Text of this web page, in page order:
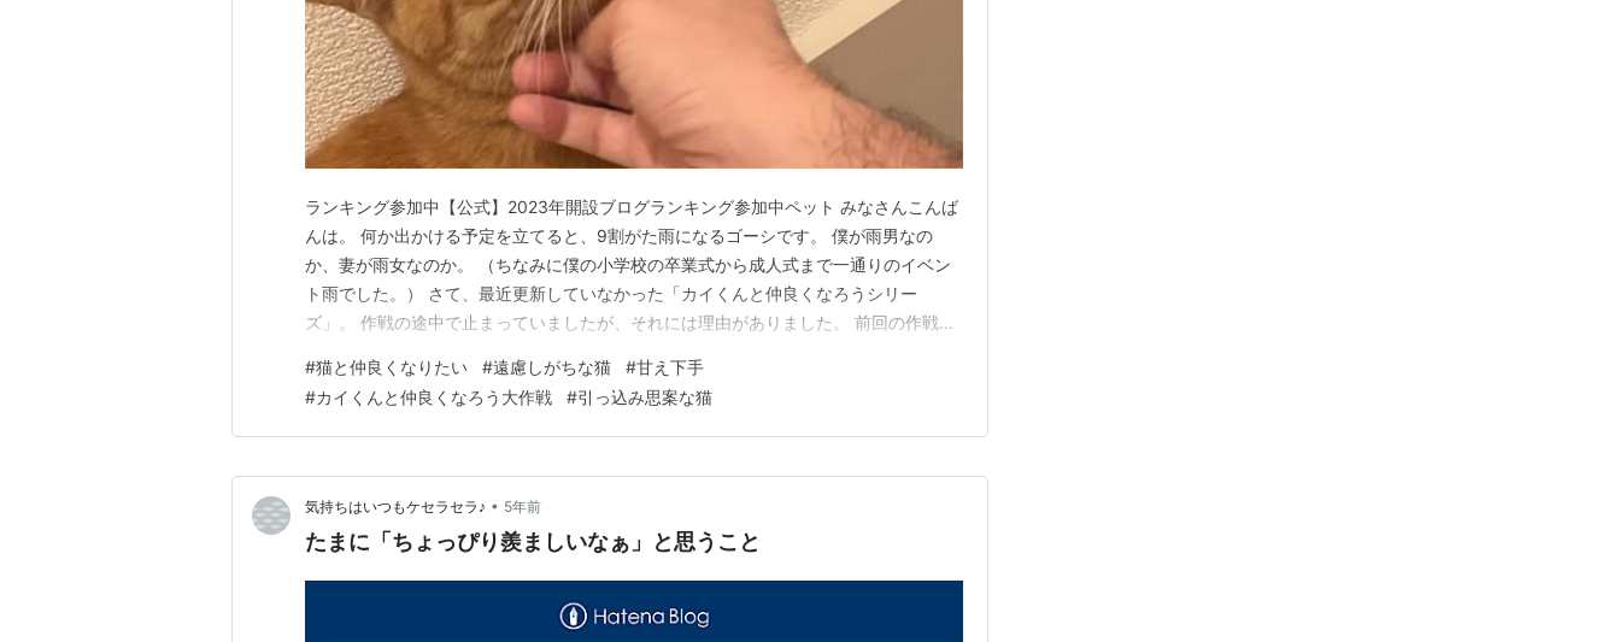
ランキング参加中【公式】2023年開設ブログランキング参加中ペット みなさんこんば
んは。 何か出かける予定を立てると、9割がた雨になるゴーシです。 僕が雨男なの
か、妻が雨女なのか。 （ちなみに僕の小学校の卒業式から成人式まで一通りのイベン
ト雨でした。） さて、最近更新していなかった「カイくんと仲良くなろうシリー
ズ」。 作戦の途中で止まっていましたが、それには理由がありました。 前回の作戦は
うになったからです！ ここ最近、僕が帰ってくると階段で待っているカイくん。 しっ
ぽの付け根あたりをポンポンして…
#猫と仲良くなりたい #遠慮しがちな猫 #甘え下手
#カイくんと仲良くなろう大作戦 #引っ込み思案な猫
気持ちはいつもケセラセラ♪ • 5年前
たまに「ちょっぴり羨ましいなぁ」と思うこと